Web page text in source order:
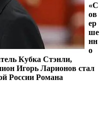
«С
ов
ер
ше
нн
о
Кубка Стэнли,
Игорь Ларионов стал
России Романа